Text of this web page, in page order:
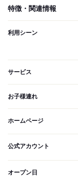
特徴・関連情報
利用シーン
サービス
お子様連れ
ホームページ
公式アカウント
オープン日